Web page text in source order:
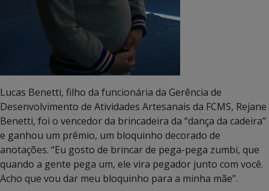
Lucas Benetti, filho da funcionária da Gerência de
Desenvolvimento de Atividades Artesanais da FCMS, Rejane
Benetti, foi o vencedor da brincadeira da “dança da cadeira”
e ganhou um prêmio, um bloquinho decorado de
anotações. “Eu gosto de brincar de pega-pega zumbi, que
quando a gente pega um, ele vira pegador junto com você.
Acho que vou dar meu bloquinho para a minha mãe”.